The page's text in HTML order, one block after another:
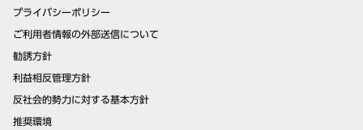
プライバシーポリシー
ご利用者情報の外部送信について
勧誘方針
利益相反管理方針
反社会的勢力に対する基本方針
推奨環境